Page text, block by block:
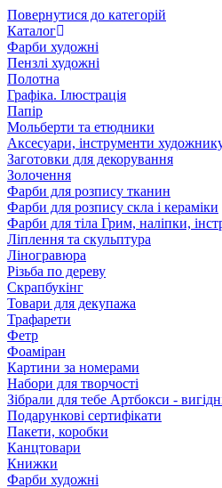
Повернутися до категорій
Каталог
Фарби художні
Пензлі художні
Полотна
Графіка. Ілюстрація
Папір
Мольберти та етюдники
Аксесуари, інструменти
Заготовки для декорування
Золочення
Фарби для розпису тканин
Фарби для розпису скла і кераміки
Фарби для тіла Грим, наліпки,
Ліплення та скульптура
Ліногравюра
Різьба по дереву
Скрапбукінг
Товари для декупажа
Трафарети
Фетр
Фоаміран
Картини за номерами
Набори для творчості
Зібрали для тебе Артбокси -
Подарункові сертифікати
Пакети, коробки
Канцтовари
Книжки
Фарби художні